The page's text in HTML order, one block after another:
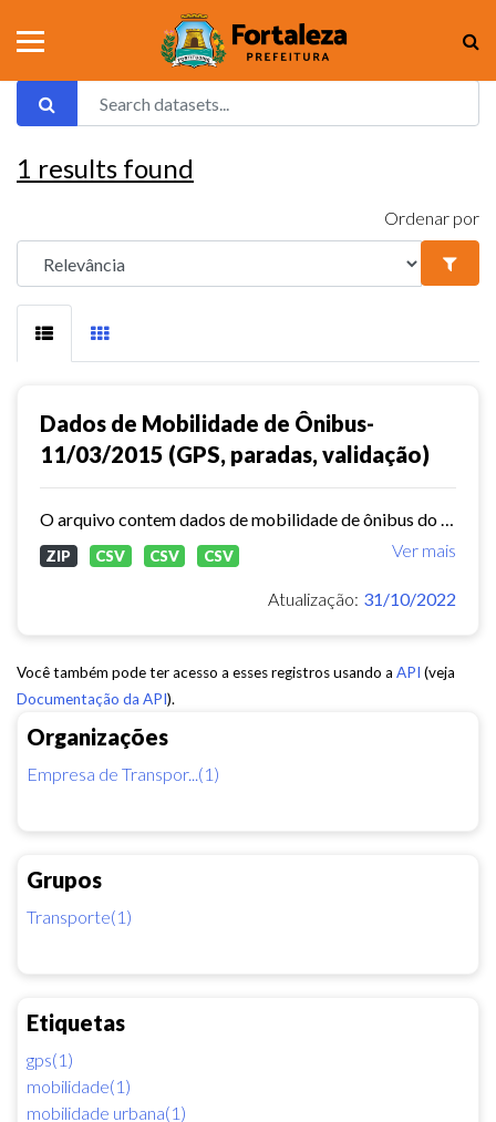
Organizações
Empresa de Transpor...(1)
Grupos
Transporte(1)
Etiquetas
gps(1)
mobilidade(1)
mobilidade urbana(1)
1 results found
Ordenar por
Dados de Mobilidade de Ônibus-
11/03/2015 (GPS, paradas, validação)
Ver mais
ZIP CSV CSV CSV
Atualização: 31/10/2022
Você também pode ter acesso a esses registros usando a API (veja
Documentação da API).